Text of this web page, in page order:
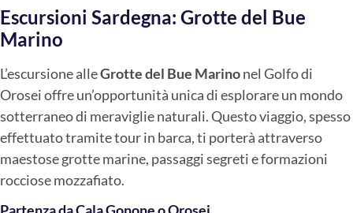
Escursioni Sardegna: Grotte del Bue
Marino
L’escursione alleGrotte del Bue Marinonel Golfo di
Orosei offre un’opportunità unica di esplorare un mondo
sotterraneo di meraviglie naturali. Questo viaggio, spesso
effettuato tramite tour in barca, ti porterà attraverso
maestose grotte marine, passaggi segreti e formazioni
rocciose mozzafiato.